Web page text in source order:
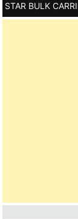
STAR BULK